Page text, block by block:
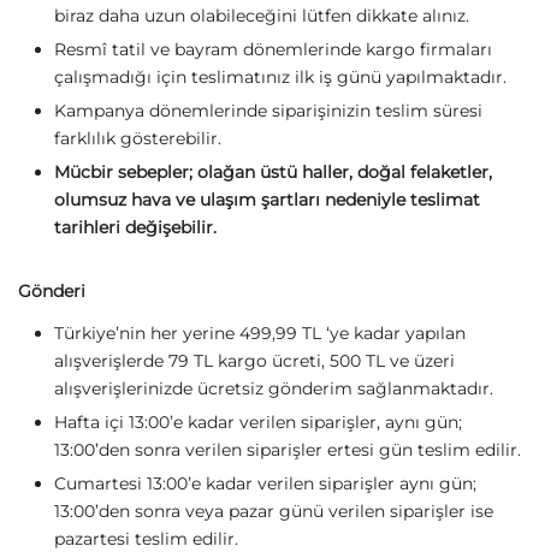
biraz daha uzun olabileceğini lütfen dikkate alınız.
Resmî tatil ve bayram dönemlerinde kargo firmaları
çalışmadığı için teslimatınız ilk iş günü yapılmaktadır.
Kampanya dönemlerinde siparişinizin teslim süresi
farklılık gösterebilir.
Mücbir sebepler; olağan üstü haller, doğal felaketler,
olumsuz hava ve ulaşım şartları nedeniyle teslimat
tarihleri değişebilir.
Gönderi
Türkiye’nin her yerine 499,99 TL ‘ye kadar yapılan
alışverişlerde 79 TL kargo ücreti, 500 TL ve üzeri
alışverişlerinizde ücretsiz gönderim sağlanmaktadır.
Hafta içi 13:00’e kadar verilen siparişler, aynı gün;
13:00’den sonra verilen siparişler ertesi gün teslim edilir.
Cumartesi 13:00’e kadar verilen siparişler aynı gün;
13:00’den sonra veya pazar günü verilen siparişler ise
pazartesi teslim edilir.